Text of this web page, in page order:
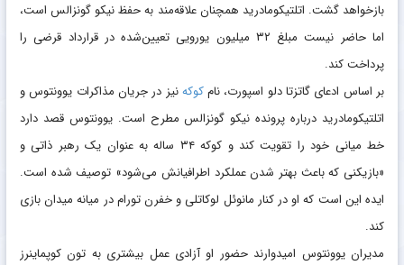
بازخواهد گشت. اتلتیکومادرید همچنان علاقه‌مند به حفظ نیکو گونزالس است،
اما حاضر نیست مبلغ ۳۲ میلیون یورویی تعیین‌شده در قرارداد قرضی را
پرداخت کند.
بر اساس ادعای گاتزتا دلو اسپورت، نامکوکهنیز در جریان مذاکرات یوونتوس و
اتلتیکومادرید درباره پرونده نیکو گونزالس مطرح است. یوونتوس قصد دارد
خط میانی خود را تقویت کند و کوکه ۳۴ ساله به عنوان یک رهبر ذاتی و
«بازیکنی که باعث بهتر شدن عملکرد اطرافیانش می‌شود» توصیف شده است.
ایده این است که او در کنار مانوئل لوکاتلی و خفرن تورام در میانه میدان بازی
کند.
مدیران یوونتوس امیدوارند حضور او آزادی عمل بیشتری به تون کوپماینرز